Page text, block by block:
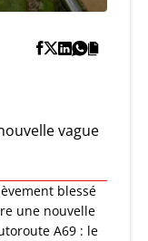
vague
blessé
une nouvelle
A69 : le